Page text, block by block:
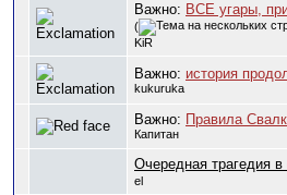
Важно: ВСЕ угары,
(
KiR
Важно: история
kukuruka
Важно: Правила
Капитан
Очередная трагедия в
el